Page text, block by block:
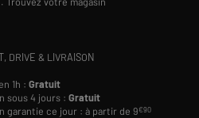
DRIVE & LIVRAISON
1h :Gratuit
sous 4 jours :Gratuit
garantie ce jour : à partir de 9€90